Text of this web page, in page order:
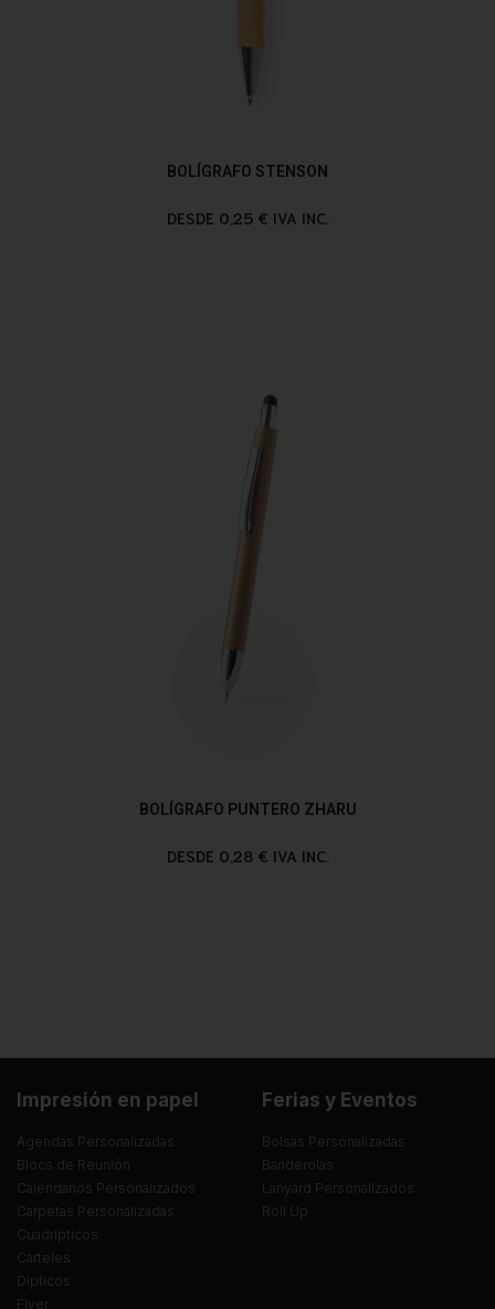
BOLÍGRAFO STENSON
DESDE 0,25 € IVA INC.
BOLÍGRAFO PUNTERO ZHARU
DESDE 0,28 € IVA INC.
Impresión en papel
Agendas Personalizadas
Blocs de Reunión
Calendarios Personalizados
Carpetas Personalizadas
Cuadrípticos
Carteles
Dípticos
Flyer
Ferias y Eventos
Bolsas Personalizadas
Banderolas
Lanyard Personalizados
Roll Up